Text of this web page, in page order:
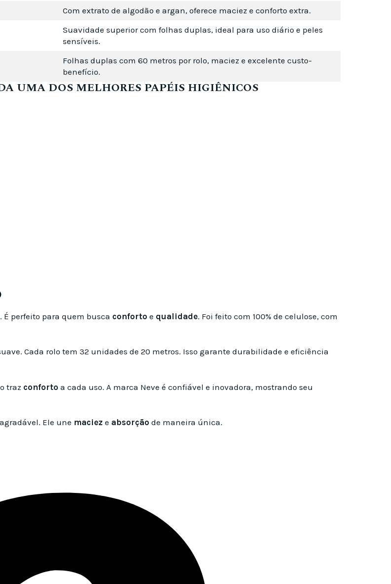
Com extrato de algodão e argan, oferece maciez e conforto extra.
Suavidade superior com folhas duplas, ideal para uso diário e peles
sensíveis.
Folhas duplas com 60 metros por rolo, maciez e excelente custo-
benefício.
UMA DOS MELHORES PAPÉIS HIGIÊNICOS
perfeito para quem busca conforto e qualidade. Foi feito com 100% de celulose, com
Cada rolo tem 32 unidades de 20 metros. Isso garante durabilidade e eficiência
traz conforto a cada uso. A marca Neve é confiável e inovadora, mostrando seu
Ele une maciez e absorção de maneira única.